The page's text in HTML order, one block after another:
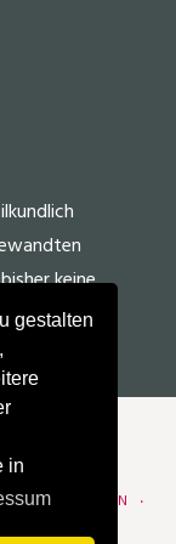
gestalten
in
keine
ZEITUNGEN